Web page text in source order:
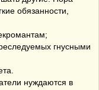
обязанности,
гнусными
нуждаются в